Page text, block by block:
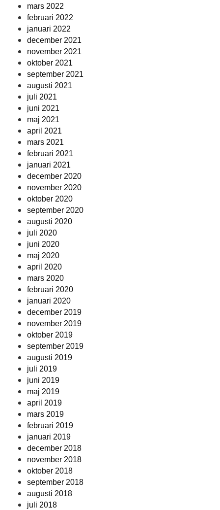
mars 2022
februari 2022
januari 2022
december 2021
november 2021
oktober 2021
september 2021
augusti 2021
juli 2021
juni 2021
maj 2021
april 2021
mars 2021
februari 2021
januari 2021
december 2020
november 2020
oktober 2020
september 2020
augusti 2020
juli 2020
juni 2020
maj 2020
april 2020
mars 2020
februari 2020
januari 2020
december 2019
november 2019
oktober 2019
september 2019
augusti 2019
juli 2019
juni 2019
maj 2019
april 2019
mars 2019
februari 2019
januari 2019
december 2018
november 2018
oktober 2018
september 2018
augusti 2018
juli 2018